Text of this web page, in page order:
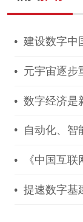
建设数字中
元宇宙逐步
数字经济是
自动化、
《中国互
提速数字基